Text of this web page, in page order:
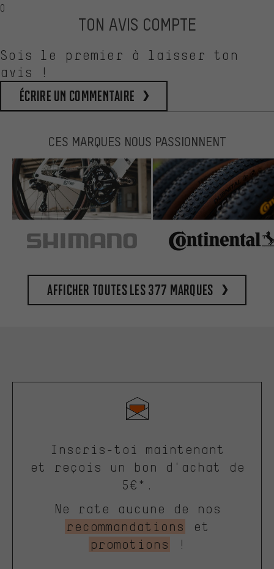
0
TON AVIS COMPTE
Sois le premier à laisser ton
avis !
Écrire un commentaire
CES MARQUES NOUS PASSIONNENT
Afficher toutes les 377 marques
Inscris-toi maintenant
et reçois un bon d'achat de
5€*.
Ne rate aucune de nos
recommandations
et
promotions
!